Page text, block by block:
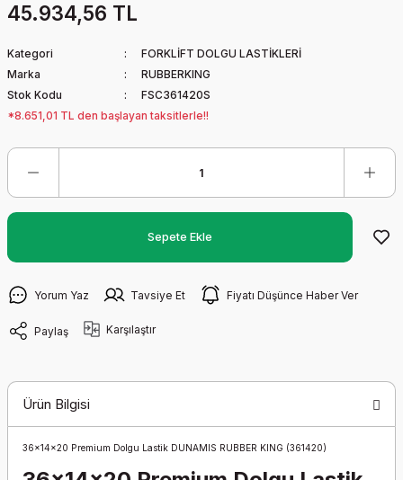
45.934,56 TL
Kategori
FORKLİFT DOLGU LASTİKLERİ
Marka
RUBBERKING
Stok Kodu
FSC361420S
*8.651,01 TL den başlayan taksitlerle!!
Sepete Ekle
Yorum Yaz Tavsiye Et Fiyatı Düşünce Haber Ver
Paylaş Karşılaştır
Ürün Bilgisi
36x14x20 Premium Dolgu Lastik DUNAMIS RUBBER KING (361420)